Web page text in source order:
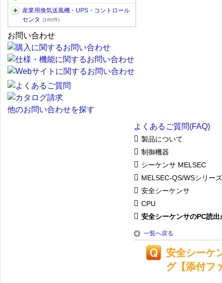
産業用換気送風機・UPS・コントロール
センタ
(160件)
お問い合わせ
他のお問い合わせを探す
よくあるご質問(FAQ)
製品について
制御機器
シーケンサ MELSEC
MELSEC-QS/WSシリーズ
安全シーケンサ
CPU
安全シーケンサのPC読
一覧へ戻る
安全シーケ
グ【添付フ